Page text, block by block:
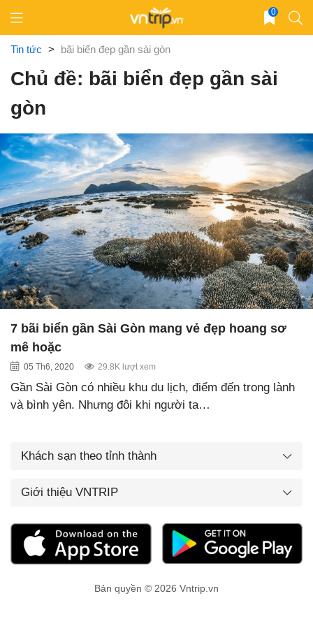
content
0
Tin tức > bãi biển đẹp gần sài gòn
Chủ đề: bãi biển đẹp gần sài
gòn
7 bãi biển gần Sài Gòn mang vẻ đẹp hoang sơ
mê hoặc
05 Th6, 2020 29.8K lượt xem
Gần Sài Gòn có nhiều khu du lịch, điểm đến trong lành
và bình yên. Nhưng đôi khi người ta…
Khách sạn theo tỉnh thành
Giới thiệu VNTRIP
Bản quyền © 2026 Vntrip.vn